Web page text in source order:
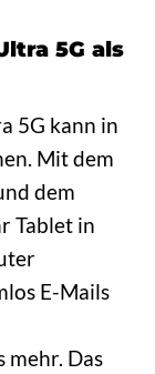
5G als
5G kann in
Mit dem
dem
Tablet in
E-Mails
mehr. Das